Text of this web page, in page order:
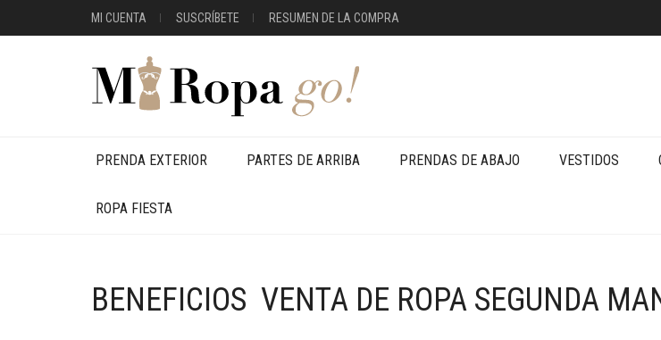
MI CUENTA SUSCRÍBETE RESUMEN DE LA COMPRA
PRENDA EXTERIOR PARTES DE ARRIBA PRENDAS DE ABAJO VESTIDOS
ROPA FIESTA
BENEFICIOS VENTA DE ROPA SEGUNDA